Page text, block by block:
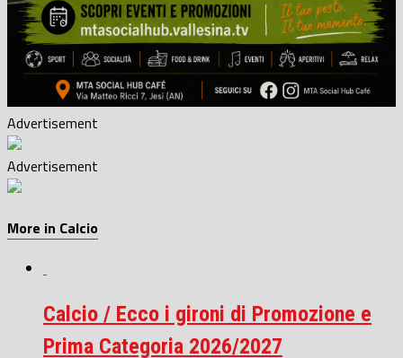
Advertisement
Advertisement
More in Calcio
Calcio / Ecco i gironi di Promozione e
Prima Categoria 2026/2027